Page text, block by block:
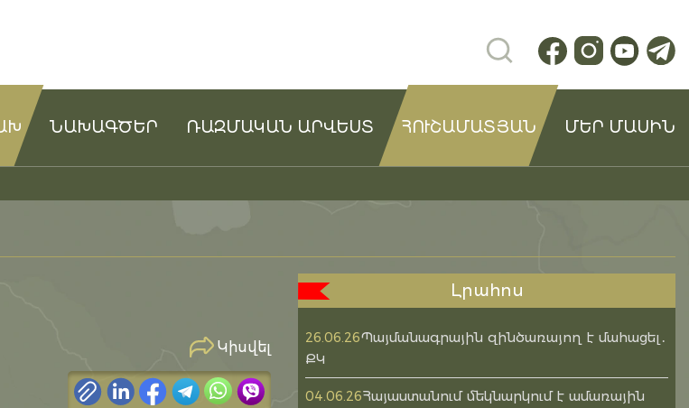
ՆԱԽԱԳԾԵՐ ՌԱԶՄԱԿԱՆ ԱՐՎԵՍՏ ՀՈՒՇԱՄԱՏՅԱՆ ՄԵՐ ՄԱՍԻՆ
Կիսվել
Լրահոս
26.06.26Պայմանագրային զինծառայող է մահացել․
ՔԿ
04.06.26Հայաստանում մեկնարկում է ամառային